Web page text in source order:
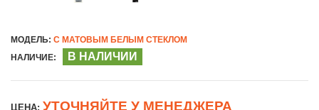
МОДЕЛЬ: С МАТОВЫМ БЕЛЫМ СТЕКЛОМ
НАЛИЧИЕ:
В НАЛИЧИИ
ЦЕНА: УТОЧНЯЙТЕ У МЕНЕДЖЕРА